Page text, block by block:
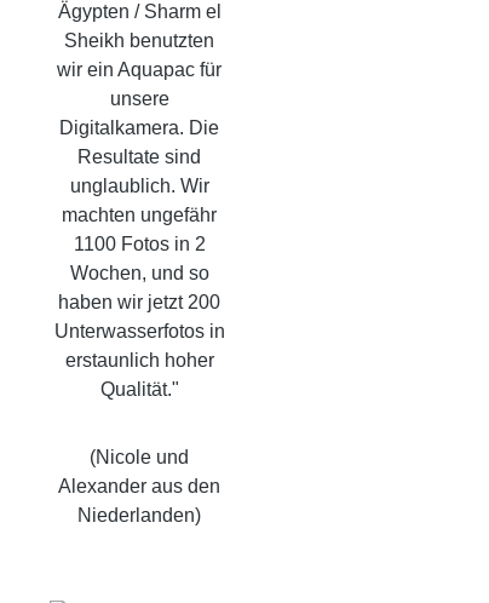
Ägypten / Sharm el
Sheikh benutzten
wir ein Aquapac für
unsere
Digitalkamera. Die
Resultate sind
unglaublich. Wir
machten ungefähr
1100 Fotos in 2
Wochen, und so
haben wir jetzt 200
Unterwasserfotos in
erstaunlich hoher
Qualität."
(Nicole und
Alexander aus den
Niederlanden)